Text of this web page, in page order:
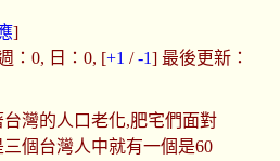
]
：0, 日：0, [+1 /-1] 最後更新：
台灣的人口老化,肥宅們面對
三個台灣人中就有一個是60